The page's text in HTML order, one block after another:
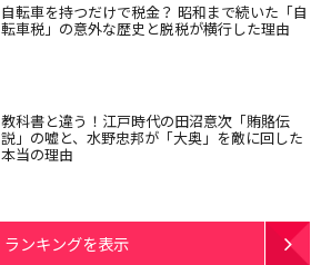
自転車を持つだけで税金？ 昭和まで続いた「自
転車税」の意外な歴史と脱税が横行した理由
教科書と違う！江戸時代の田沼意次「賄賂伝
説」の嘘と、水野忠邦が「大奥」を敵に回した
本当の理由
ランキングを表示